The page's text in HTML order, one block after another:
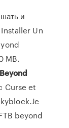
и
Un
MB.
Beyond
Curse et
beyond